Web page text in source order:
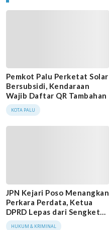
Pemkot Palu Perketat Solar
Bersubsidi, Kendaraan
Wajib Daftar QR Tambahan
KOTA PALU
JPN Kejari Poso Menangkan
Perkara Perdata, Ketua
DPRD Lepas dari Sengketa
Ruko
HUKUM & KRIMINAL